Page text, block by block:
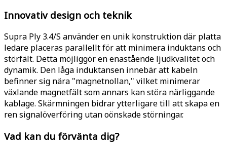
Innovativ design och teknik
Supra Ply 3.4/S använder en unik konstruktion där platta
ledare placeras parallellt för att minimera induktans och
störfält. Detta möjliggör en enastående ljudkvalitet och
dynamik. Den låga induktansen innebär att kabeln
befinner sig nära "magnetnollan," vilket minimerar
växlande magnetfält som annars kan störa närliggande
kablage. Skärmningen bidrar ytterligare till att skapa en
ren signalöverföring utan oönskade störningar.
Vad kan du förvänta dig?